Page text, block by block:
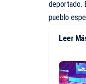
deportado.
pueblo
Leer